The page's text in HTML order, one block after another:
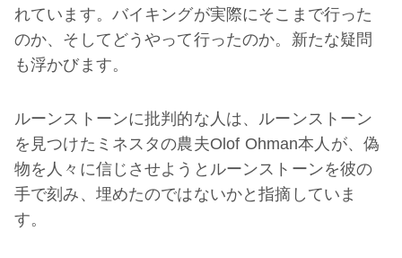
れています。バイキングが実際にそこまで行った
のか、そしてどうやって行ったのか。新たな疑問
も浮かびます。
ルーンストーンに批判的な人は、ルーンストーン
を見つけたミネスタの農夫Olof Ohman本人が、偽
物を人々に信じさせようとルーンストーンを彼の
手で刻み、埋めたのではないかと指摘していま
す。